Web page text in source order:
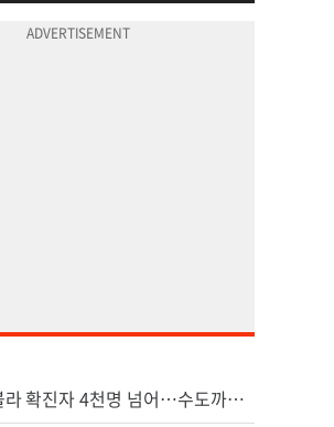
민주콩고 에볼라 확진자 4천명 넘어…수도까지 번질라 비상